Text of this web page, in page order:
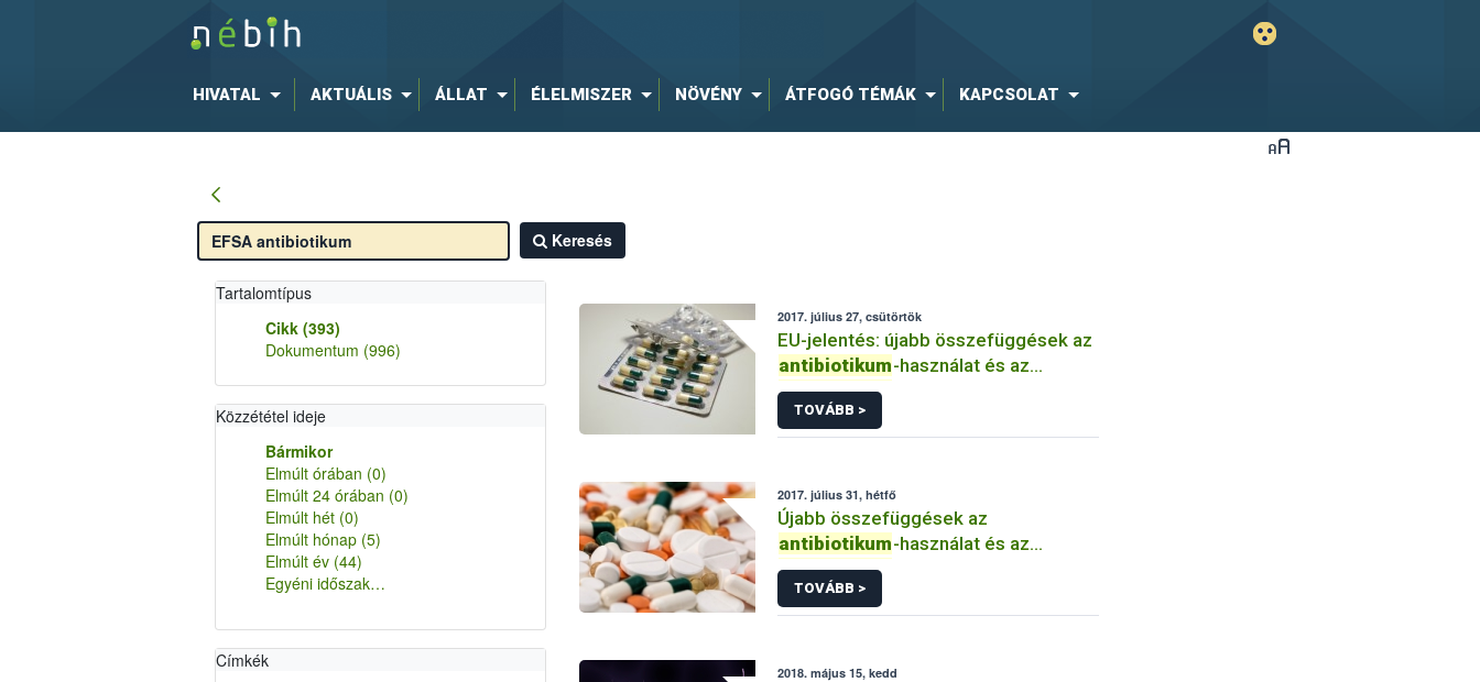
HIVATAL AKTUÁLIS ÁLLAT ÉLELMISZER NÖVÉNY ÁTFOGÓ TÉMÁK KAPCSOLAT
Keresés
Tartalomtípus
Cikk (393)
Dokumentum (996)
Közzététel ideje
Bármikor
Elmúlt órában (0)
Elmúlt 24 órában (0)
Elmúlt hét (0)
Elmúlt hónap (5)
Elmúlt év (44)
Egyéni időszak…
Címkék
2017. július 27, csütörtök
EU-jelentés: újabb összefüggések az
antibiotikum-használat és az
antibiotikum
nébih élelmiszer tudomány
szalmonella coli
TOVÁBB >
2017. július 31, hétfő
Újabb összefüggések az
antibiotikum-használat és az
antibiotikum
között...nébih élelmiszer tudomány
efsa
TOVÁBB >
2018. május 15, kedd